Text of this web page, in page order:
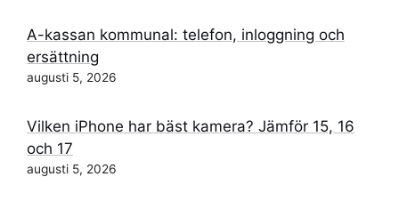
A-kassan kommunal: telefon, inloggning och
ersättning
augusti 5, 2026
Vilken iPhone har bäst kamera? Jämför 15, 16
och 17
augusti 5, 2026